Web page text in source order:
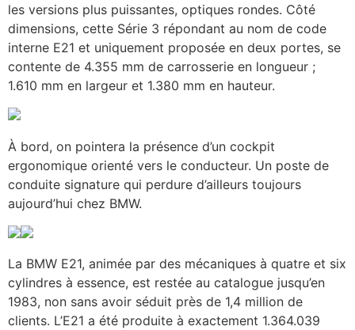
les versions plus puissantes, optiques rondes. Côté
dimensions, cette Série 3 répondant au nom de code
interne E21 et uniquement proposée en deux portes, se
contente de 4.355 mm de carrosserie en longueur ;
1.610 mm en largeur et 1.380 mm en hauteur.
À bord, on pointera la présence d’un cockpit
ergonomique orienté vers le conducteur. Un poste de
conduite signature qui perdure d’ailleurs toujours
aujourd’hui chez BMW.
La BMW E21, animée par des mécaniques à quatre et six
cylindres à essence, est restée au catalogue jusqu’en
1983, non sans avoir séduit près de 1,4 million de
clients. L’E21 a été produite à exactement 1.364.039